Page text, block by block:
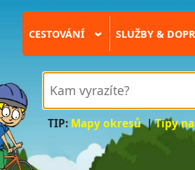
CESTOVÁNÍ › SLUŽBY &
TIP: Mapy okresů|Tipy